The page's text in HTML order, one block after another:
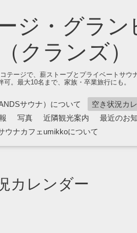
ジ・グラン
クランズ）
ージで、薪ストーブとプライベートサウ
。最大10名まで、家族・卒業旅行にも。
サウナ）について 空き状況カ
写真 近隣観光案内 最近のお
ウナカフェumikkoについて
カレンダー